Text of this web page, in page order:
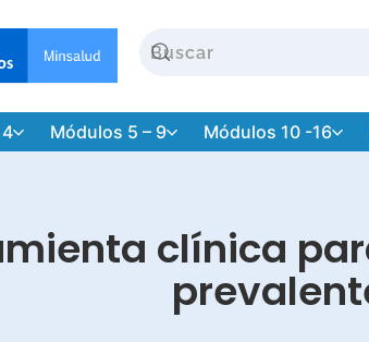
Módulos 5 – 9 Módulos 10 -16
clínica